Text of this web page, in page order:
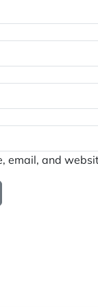
email, and